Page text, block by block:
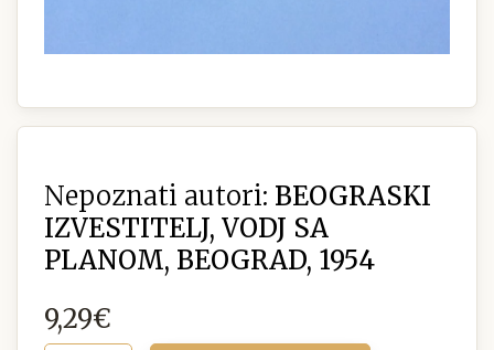
Nepoznati autori: BEOGRASKI
IZVESTITELJ, VODJ SA
PLANOM, BEOGRAD, 1954
9,29€